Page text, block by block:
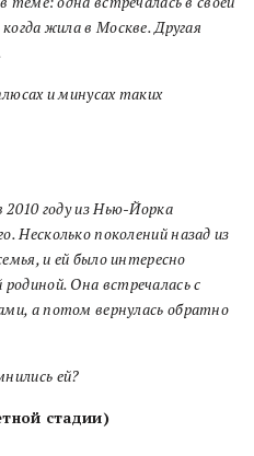
жила в Москве. Другая
и минусах таких
2010 году из Нью-Йорка
Несколько поколений назад из
и ей было интересно
родиной. Она встречалась с
а потом вернулась обратно
ей?
стадии)